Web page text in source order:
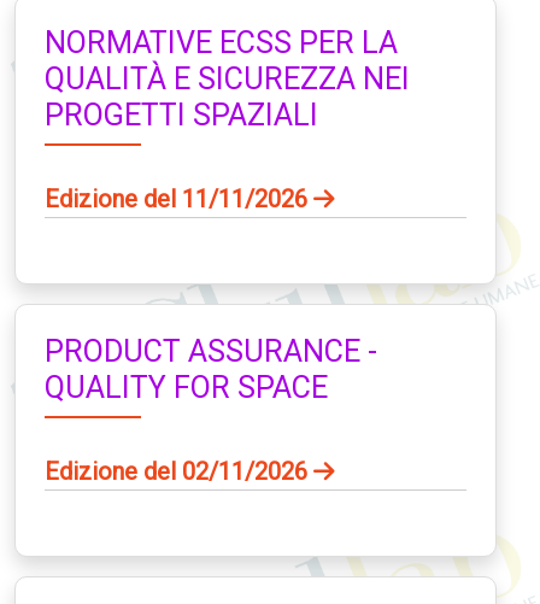
NORMATIVE ECSS PER LA
QUALITÀ E SICUREZZA NEI
PROGETTI SPAZIALI
Edizione del 11/11/2026
PRODUCT ASSURANCE -
QUALITY FOR SPACE
Edizione del 02/11/2026